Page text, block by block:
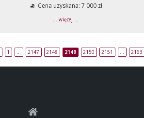
Cena uzyskana: 7 000 zł
... więcej ...
1 … 2147 2148 2149 2150 2151 … 2163